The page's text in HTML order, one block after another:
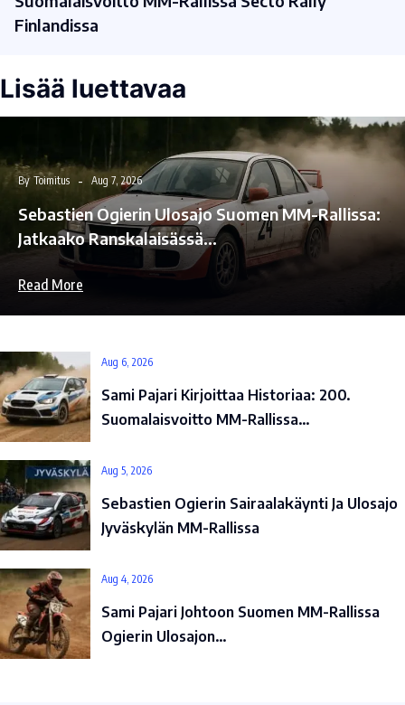
Finlandissa
Lisää luettavaa
By Toimitus Aug 7, 2026
Sebastien Ogierin Ulosajo Suomen MM-Rallissa:
Jatkaako Ranskalaisässä…
Read More
Aug 6, 2026
Sami Pajari Kirjoittaa Historiaa: 200.
Suomalaisvoitto MM-Rallissa…
Aug 5, 2026
Sebastien Ogierin Sairaalakäynti Ja Ulosajo
Jyväskylän MM-Rallissa
Aug 4, 2026
Sami Pajari Johtoon Suomen MM-Rallissa
Ogierin Ulosajon…